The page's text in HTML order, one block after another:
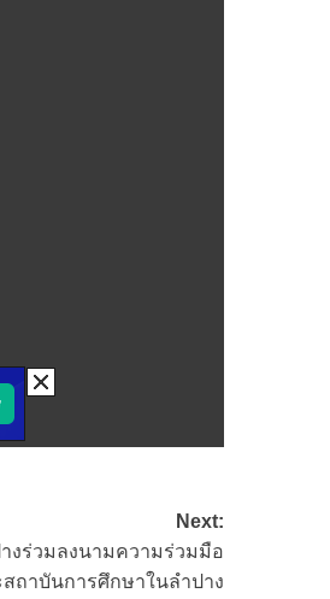
Next:
งร่วมลงนามความร่วมมือ
ถาบันการศึกษาในลำปาง